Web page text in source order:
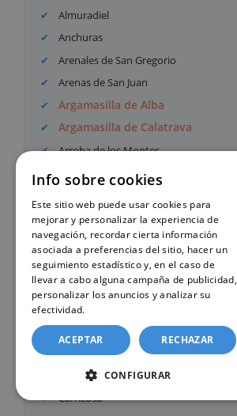
Almuradiel
Anchuras
Arenales de San Gregorio
Arenas de San Juan
Argamasilla de Alba
Argamasilla de Calatrava
Arroba de los Montes
Ballesteros de Calatrava
Brazatortas
Cabezarados
Cabezarrubias del Puerto
Calzada de Calatrava
Campo de Criptana
Cañada de Calatrava
Caracuel de Calatrava
Carrión de Calatrava
Carrizosa
Info sobre cookies
Este sitio web puede usar cookies para
mejorar y personalizar la experiencia de
navegación, recordar cierta información
asociada a preferencias del sitio, hacer un
seguimiento estadístico y, en el caso de
llevar a cabo alguna campaña de publicidad,
personalizar los anuncios y analizar su
efectividad.
ACEPTAR RECHAZAR
CONFIGURAR